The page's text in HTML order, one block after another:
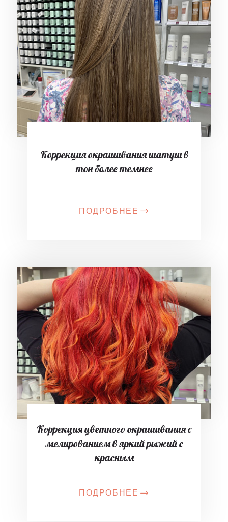
Коррекция окрашивания шатуш в
тон более темнее
ПОДРОБНЕЕ
Коррекция цветного окрашивания с
мелированием в яркий рыжий с
красным
ПОДРОБНЕЕ